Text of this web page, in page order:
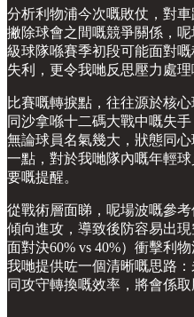
分析利物浦今次嘅敗仗，對
撇除球會之間嘅競爭關係，
級球隊喺賽季初段可能面對
失利，更令我哋反思壓力處理
比賽嘅轉捩點，往往源於核
同沙拿喺十二碼大戰中嘅失
無論球員名氣幾大，狀態同
一點，對於我哋隊內嘅年輕
要嘅提醒。
從戰術層面睇，呢場波嘅參
傾向進攻，導致後防容易出
面對決60% vs 40%）衝擊利
我哋提供咗一個清晰嘅思路
同攻守轉換嘅效率，將會係取